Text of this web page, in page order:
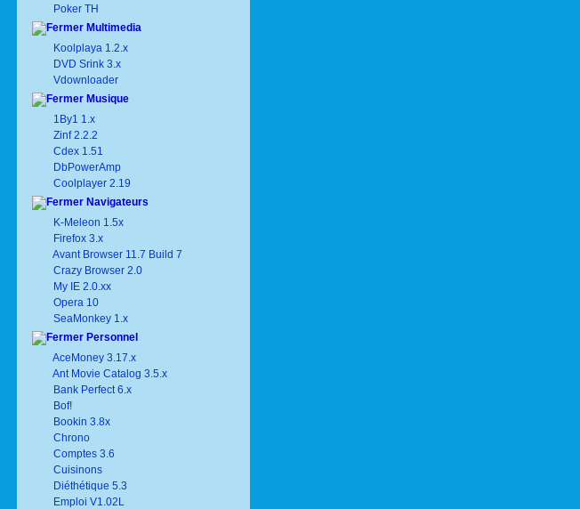
Poker TH
Multimedia
Koolplaya 1.2.x
DVD Srink 3.x
Vdownloader
Musique
1By1 1.x
Zinf 2.2.2
Cdex 1.51
DbPowerAmp
Coolplayer 2.19
Navigateurs
K-Meleon 1.5x
Firefox 3.x
Avant Browser 11.7 Build 7
Crazy Browser 2.0
My IE 2.0.xx
Opera 10
SeaMonkey 1.x
Personnel
AceMoney 3.17.x
Ant Movie Catalog 3.5.x
Bank Perfect 6.x
Bof!
Bookin 3.8x
Chrono
Comptes 3.6
Cuisinons
Diéthétique 5.3
Emploi V1.02L